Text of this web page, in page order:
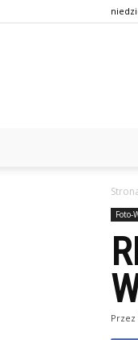
Foto-
Przez